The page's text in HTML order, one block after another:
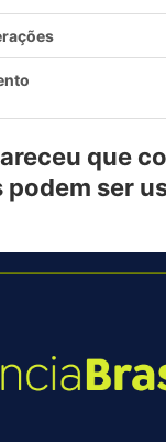
que
podem ser